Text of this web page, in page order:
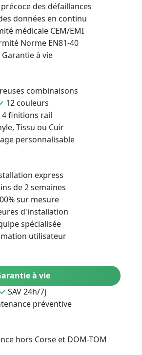
des défaillances
données en continu
médicale CEM/EMI
Norme EN81-40
Garantie à vie
combinaisons
12 couleurs
4 finitions rail
Tissu ou Cuir
personnalisable
express
de 2 semaines
sur mesure
d'installation
spécialisée
utilisateur
à vie
✓ SAV 24h/7j
préventive
hors Corse et DOM-TOM